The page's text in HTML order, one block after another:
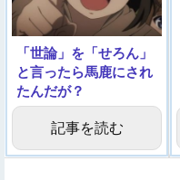
「世論」を「せろん」
と言ったら馬鹿にされ
たんだが？
記事を読む